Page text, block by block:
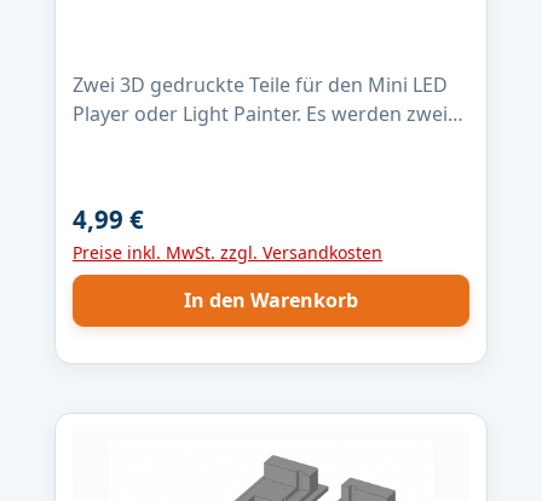
Zwei 3D gedruckte Teile für den Mini LED
Player oder Light Painter. Es werden zwei
Regulärer Preis:
4,99 €
Preise inkl. MwSt. zzgl. Versandkosten
In den Warenkorb